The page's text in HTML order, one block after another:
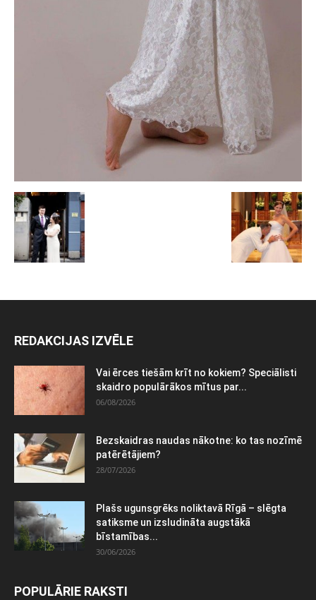
REDAKCIJAS IZVĒLE
Vai ērces tiešām krīt no kokiem? Speciālisti
skaidro populārākos mītus par...
06/08/2026
Bezskaidras naudas nākotne: ko tas nozīmē
patērētājiem?
28/07/2026
Plašs ugunsgrēks noliktavā Rīgā – slēgta
satiksme un izsludināta augstākā
bīstamības...
30/06/2026
POPULĀRIE RAKSTI